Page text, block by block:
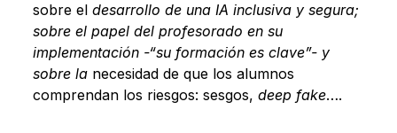
sobre eldesarrollo de una IA inclusiva y segura;
sobre el papel del profesorado en su
implementación -“su formación es clave”- y
sobre la necesidad de que los alumnos
comprendan los riesgos: sesgos, deep fake….